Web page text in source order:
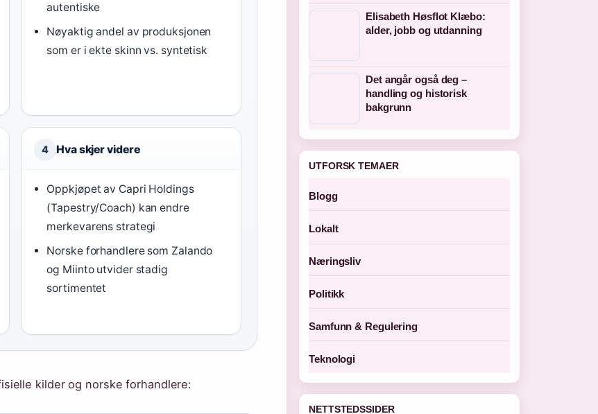
autentiske
Nøyaktig andel av produksjonen
som er i ekte skinn vs. syntetisk
4 Hva skjer videre
Oppkjøpet av Capri Holdings
(Tapestry/Coach) kan endre
merkevarens strategi
Norske forhandlere som Zalando
og Miinto utvider stadig
sortimentet
kilder og norske forhandlere:
Elisabeth Høsflot Klæbo:
alder, jobb og utdanning
Det angår også deg –
handling og historisk
bakgrunn
UTFORSK TEMAER
Blogg
Lokalt
Næringsliv
Politikk
Samfunn & Regulering
Teknologi
NETTSTEDSSIDER